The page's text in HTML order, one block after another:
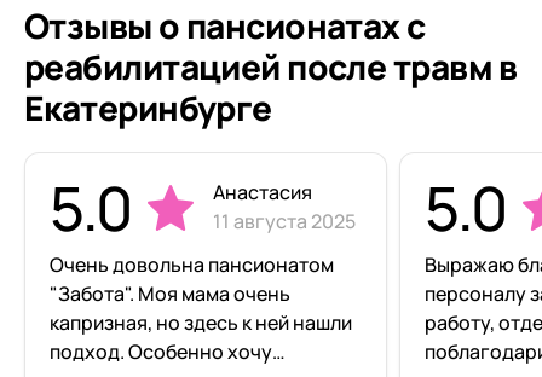
Отзывы о пансионатах с
реабилитацией после травм в
Екатеринбурге
5.0
Анастасия
11 августа 2025
Очень довольна пансионатом
"Забота". Моя мама очень
капризная, но здесь к ней нашли
подход. Особенно хочу
5.0
Выражаю
персоналу
работу,